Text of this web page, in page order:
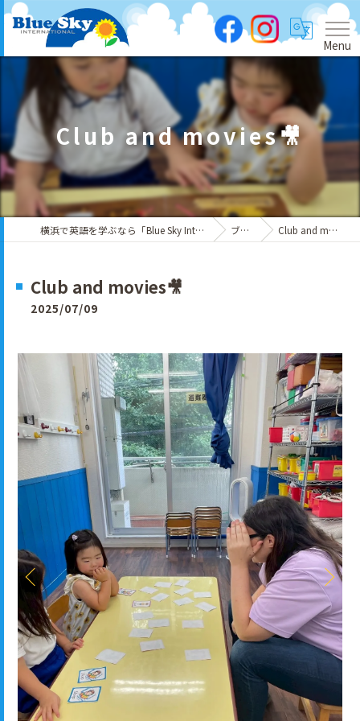
Menu
Club and movies🎥
横浜で英語を学ぶなら「Blue Sky International」 ブログ Club and movies🎥
Club and movies🎥
2025/07/09